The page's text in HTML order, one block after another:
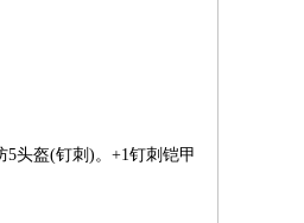
头盔(钉刺)。+1钉刺铠甲